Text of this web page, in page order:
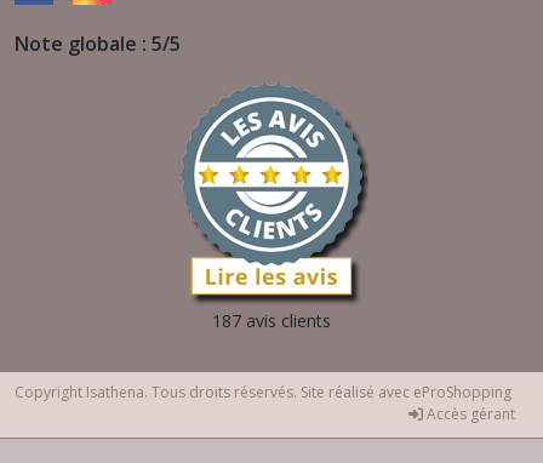
Note globale : 5/5
187 avis clients
Copyright Isathena. Tous droits réservés. Site réalisé avec eProShopping
Accès gérant